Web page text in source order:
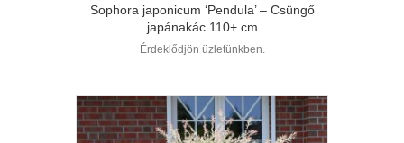
Sophora japonicum ‘Pendula’ – Csüngő
japánakác 110+ cm
Érdeklődjön üzletünkben.